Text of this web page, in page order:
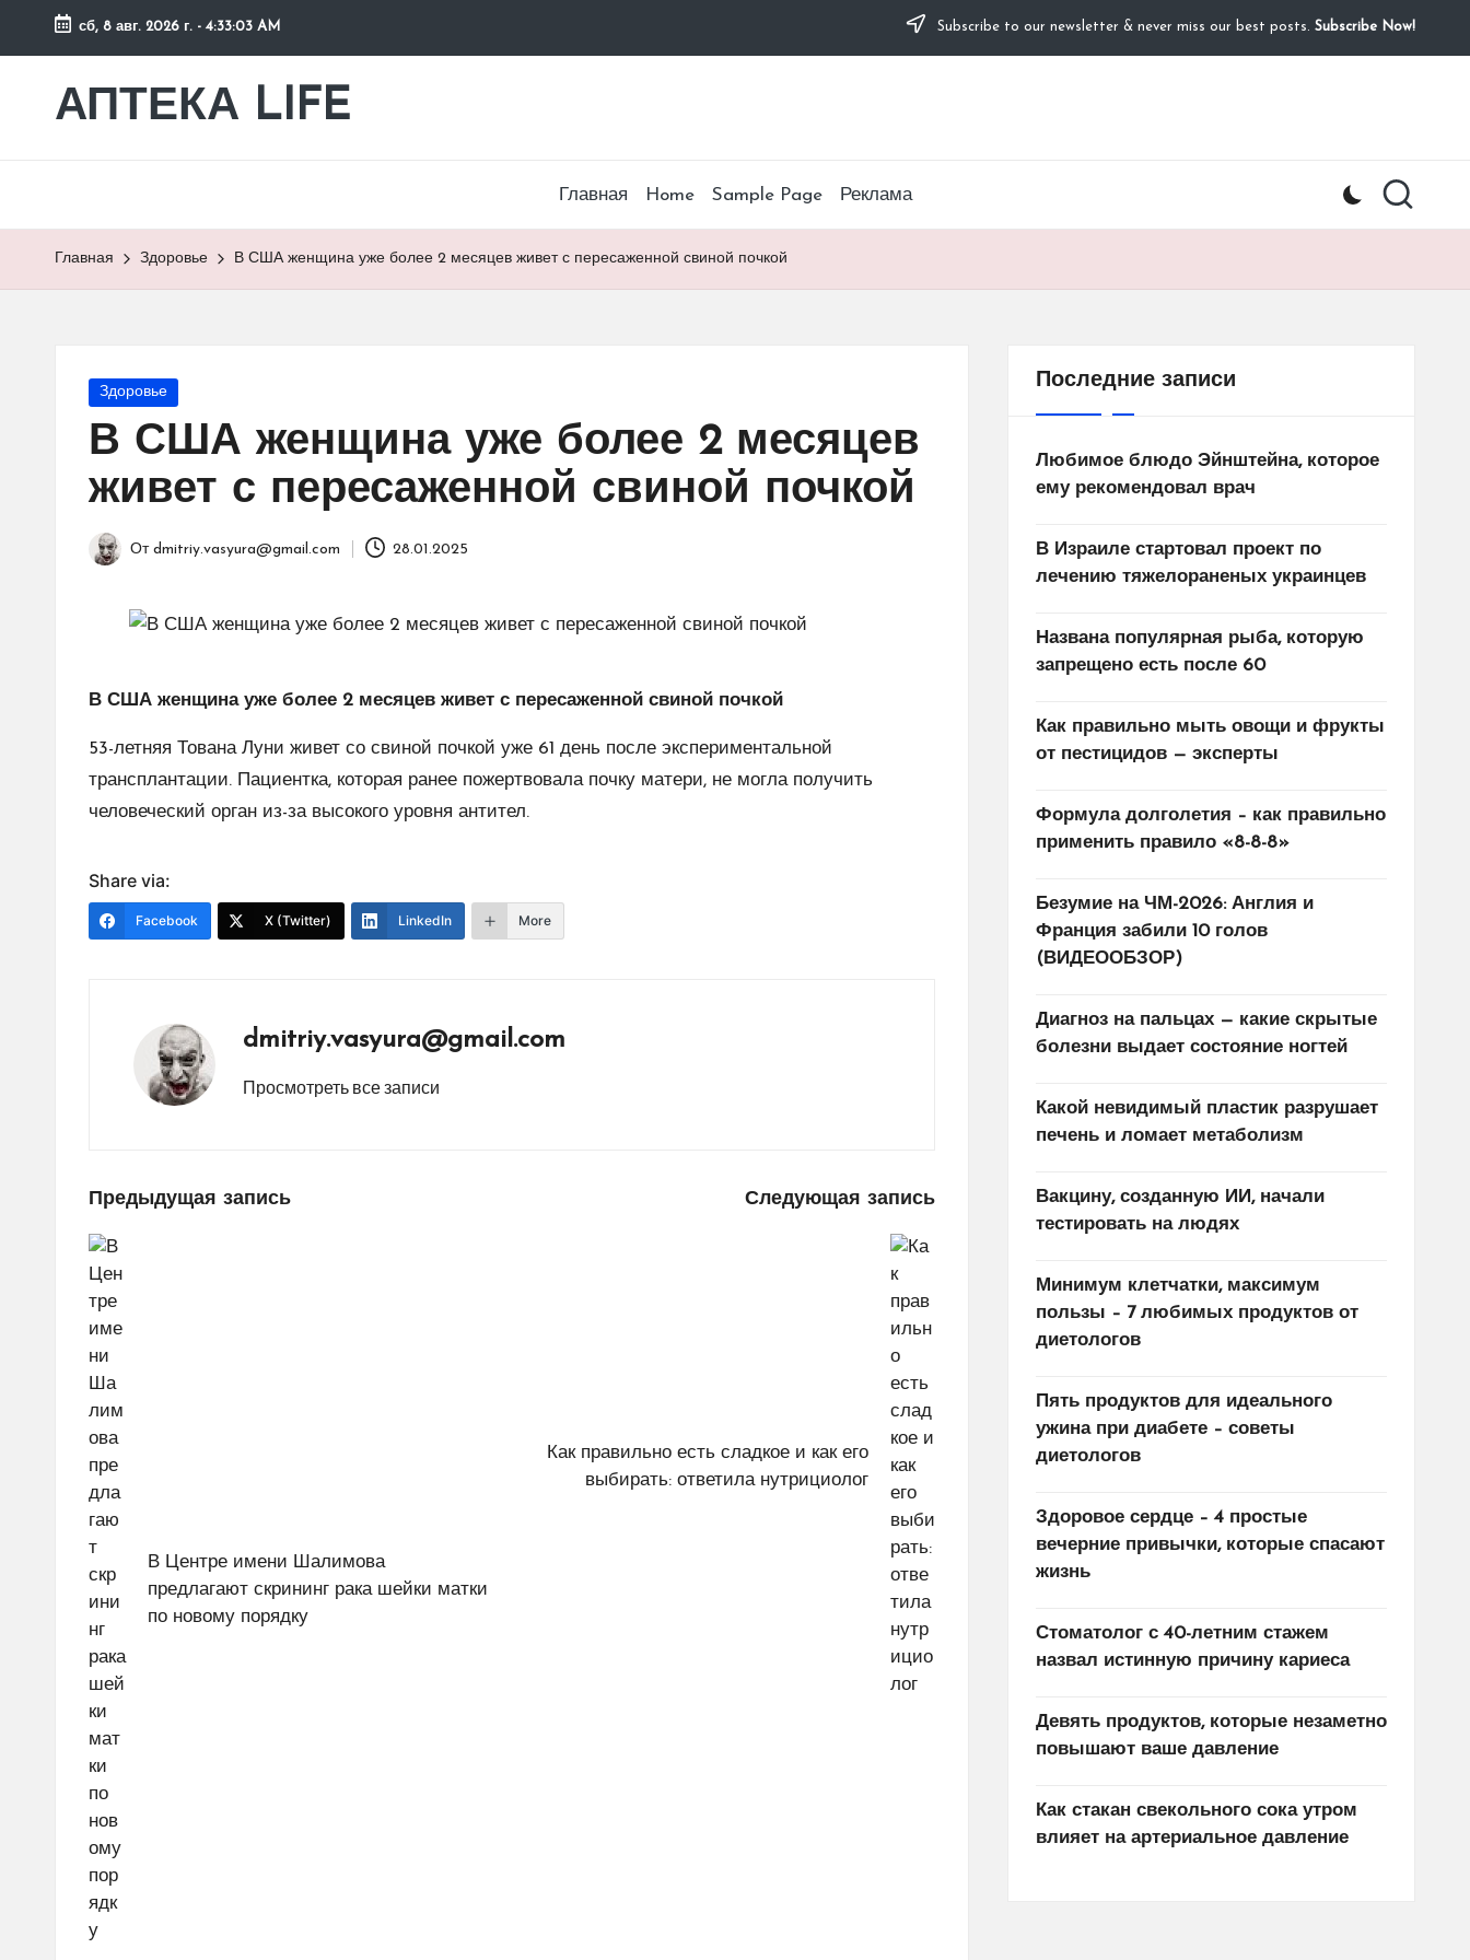
Перейти
содержимому
сб, 8 авг. 2026 г. - 4:33:03 AM Subscribe to our newsletter & never miss our best posts. Subscribe Now!
АПТЕКА LIFE
сайт
Главная Home Sample Page Реклама
Главная Здоровье В США женщина уже более 2 месяцев живет с пересаженной свиной почкой
Опубликовано
Здоровье
В США женщина уже более 2 месяцев
живет с пересаженной свиной почкой
Запись
От dmitriy.vasyura@gmail.com 28.01.2025
В США женщина уже более 2 месяцев живет с пересаженной свиной почкой
53-летняя Тована Луни живет со свиной почкой уже 61 день после экспериментальной
трансплантации. Пациентка, которая ранее пожертвовала почку матери, не могла получить
человеческий орган из-за высокого уровня антител.
Share via:
Facebook X (Twitter) LinkedIn More
dmitriy.vasyura@gmail.com
Просмотреть все записи
Навигация
по
записям
Предыдущая запись
В Центре имени Шалимова
предлагают скрининг рака шейки матки
по новому порядку
Следующая запись
Как правильно есть сладкое и как его
выбирать: ответила нутрициолог
Последние записи
Любимое блюдо Эйнштейна, которое
ему рекомендовал врач
В Израиле стартовал проект по
лечению тяжелораненых украинцев
Названа популярная рыба, которую
запрещено есть после 60
Как правильно мыть овощи и фрукты
от пестицидов — эксперты
Формула долголетия – как правильно
применить правило «8-8-8»
Безумие на ЧМ-2026: Англия и
Франция забили 10 голов
(ВИДЕООБЗОР)
Диагноз на пальцах — какие скрытые
болезни выдает состояние ногтей
Какой невидимый пластик разрушает
печень и ломает метаболизм
Вакцину, созданную ИИ, начали
тестировать на людях
Минимум клетчатки, максимум
пользы – 7 любимых продуктов от
диетологов
Пять продуктов для идеального
ужина при диабете – советы
диетологов
Здоровое сердце – 4 простые
вечерние привычки, которые спасают
жизнь
Стоматолог с 40-летним стажем
назвал истинную причину кариеса
Девять продуктов, которые незаметно
повышают ваше давление
Как стакан свекольного сока утром
влияет на артериальное давление